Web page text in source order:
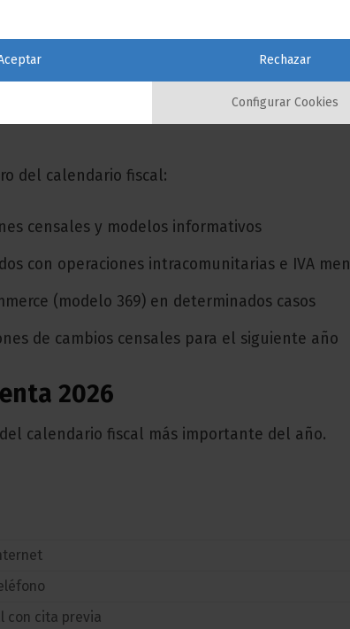
octubre de 2026
del calendario fiscal:
censales y modelos informativos
con operaciones intracomunitarias e IVA
(modelo 369) en determinados casos
de cambios censales para el siguiente año
2026
calendario fiscal más importante del año.
con cita previa
Rechazar
Configurar Cookies